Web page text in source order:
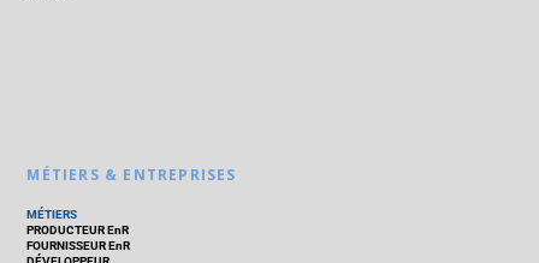
MÉTIERS & ENTREPRISES
MÉTIERS
PRODUCTEUR EnR
FOURNISSEUR EnR